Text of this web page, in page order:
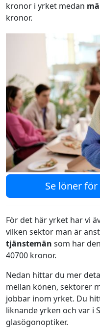
kronor i yrket medan
kronor.
Se löner
För det här yrket har vi
vilken sektor man är
tjänstemän som har
40700 kronor.
Nedan hittar du mer
mellan könen, sektorer
jobbar inom yrket. Du
liknande yrken och var i
glasögonoptiker.